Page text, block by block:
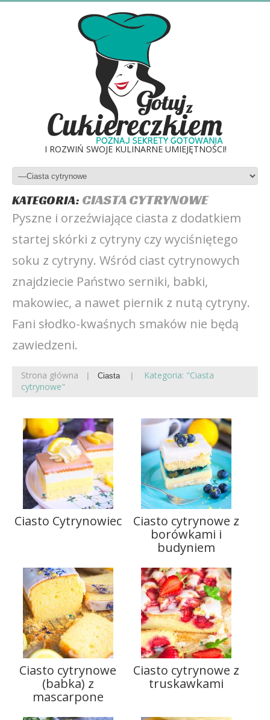
I ROZWIŃ SWOJE KULINARNE UMIEJĘTNOŚCI!
KATEGORIA: CIASTA CYTRYNOWE
Pyszne i orzeźwiające ciasta z dodatkiem
startej skórki z cytryny czy wyciśniętego
soku z cytryny. Wśród ciast cytrynowych
znajdziecie Państwo serniki, babki,
makowiec, a nawet piernik z nutą cytryny.
Fani słodko-kwaśnych smaków nie będą
zawiedzeni.
Strona główna Ciasta
Kategoria: "Ciasta
cytrynowe"
Ciasto Cytrynowiec
Ciasto cytrynowe z
borówkami i
budyniem
Ciasto cytrynowe
(babka) z
mascarpone
Ciasto cytrynowe z
truskawkami